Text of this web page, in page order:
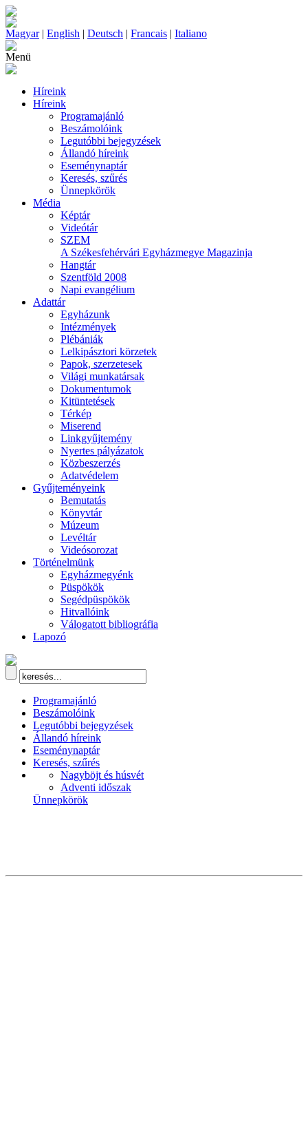
Magyar| English | Deutsch | Francais | Italiano
Menü
Híreink
Híreink
Programajánló
Beszámolóink
Legutóbbi bejegyzések
Állandó híreink
Eseménynaptár
Keresés, szűrés
Ünnepkörök
Média
Képtár
Videótár
SZEM
A Székesfehérvári Egyházmegye Magazinja
Hangtár
Szentföld 2008
Napi evangélium
Adattár
Egyházunk
Intézmények
Plébániák
Lelkipásztori körzetek
Papok, szerzetesek
Világi munkatársak
Dokumentumok
Kitüntetések
Térkép
Miserend
Linkgyűjtemény
Nyertes pályázatok
Közbeszerzés
Adatvédelem
Gyűjteményeink
Bemutatás
Könyvtár
Múzeum
Levéltár
Videósorozat
Történelmünk
Egyházmegyénk
Püspökök
Segédpüspökök
Hitvallóink
Válogatott bibliográfia
Lapozó
Programajánló
Beszámolóink
Legutóbbi bejegyzések
Állandó híreink
Eseménynaptár
Keresés, szűrés
Nagyböjt és húsvét
Adventi időszak
Ünnepkörök